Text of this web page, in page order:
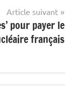
Article suivant
pour payer le
français